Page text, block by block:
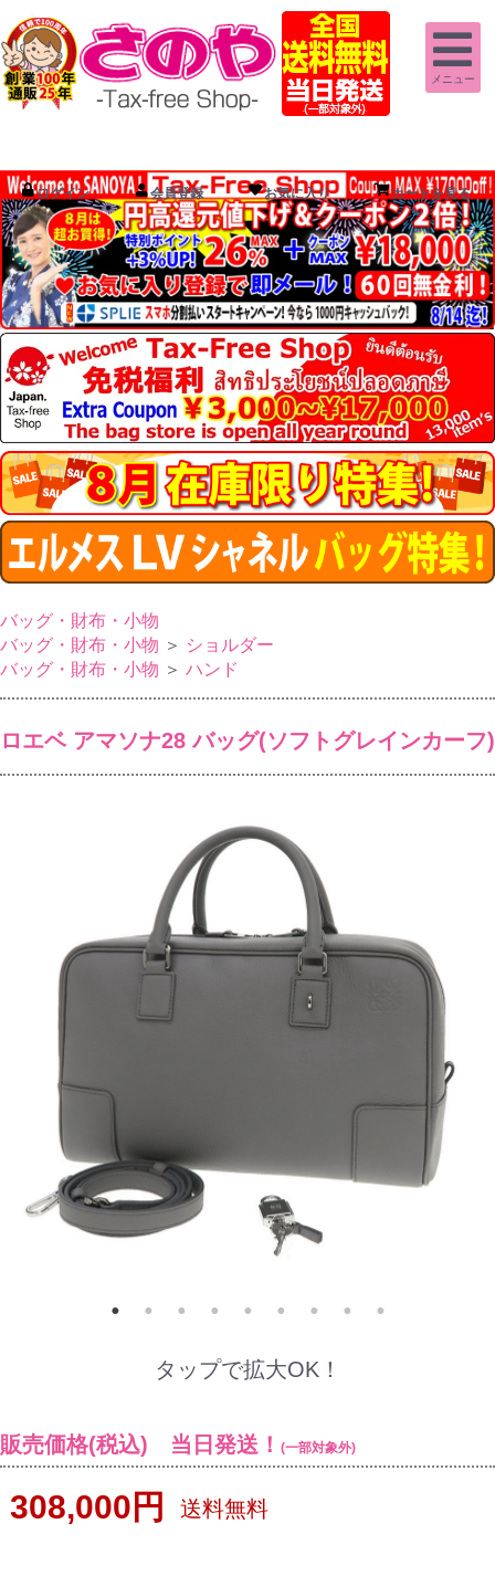
メニュー
ログイン 会員登録 お気に入り カートを見る
バッグ・財布・小物
バッグ・財布・小物 ＞ ショルダー
バッグ・財布・小物 ＞ ハンド
ロエベ アマソナ28 バッグ(ソフトグレインカーフ)
タップで拡大OK！
販売価格(税込) 当日発送！ (一部対象外)
308,000円 送料無料